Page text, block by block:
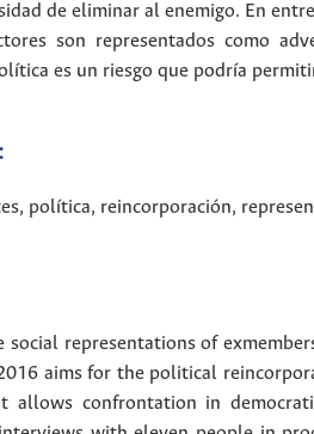
de eliminar al enemigo. En
son representados como
es un riesgo que podría
, política, reincorporación,
social representations of
aims for the political
allows confrontation in